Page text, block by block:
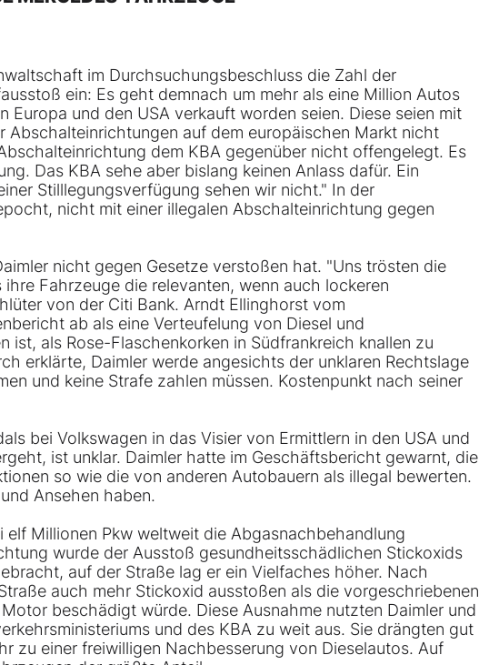
im Durchsuchungsbeschluss die Zahl der
ein: Es geht demnach um mehr als eine Million Autos
und den USA verkauft worden seien. Diese seien mit
auf dem europäischen Markt nicht
dem KBA gegenüber nicht offengelegt. Es
Das KBA sehe aber bislang keinen Anlass dafür. Ein
Stilllegungsverfügung sehen wir nicht." In der
nicht mit einer illegalen Abschalteinrichtung gegen
nicht gegen Gesetze verstoßen hat. "Uns trösten die
Fahrzeuge die relevanten, wenn auch lockeren
von der Citi Bank. Arndt Ellinghorst vom
ab als eine Verteufelung von Diesel und
ist, als Rose-Flaschenkorken in Südfrankreich knallen zu
erklärte, Daimler werde angesichts der unklaren Rechtslage
und keine Strafe zahlen müssen. Kostenpunkt nach seiner
bei Volkswagen in das Visier von Ermittlern in den USA und
ist unklar. Daimler hatte im Geschäftsbericht gewarnt, die
so wie die von anderen Autobauern als illegal bewerten.
Ansehen haben.
Millionen Pkw weltweit die Abgasnachbehandlung
wurde der Ausstoß gesundheitsschädlichen Stickoxids
auf der Straße lag er ein Vielfaches höher. Nach
auch mehr Stickoxid ausstoßen als die vorgeschriebenen
beschädigt würde. Diese Ausnahme nutzten Daimler und
und des KBA zu weit aus. Sie drängten gut
zu einer freiwilligen Nachbesserung von Dieselautos. Auf